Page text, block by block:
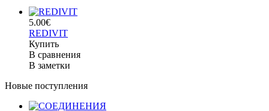
5.00€
REDIVIT
Купить
В сравнения
В заметки
Новые поступления